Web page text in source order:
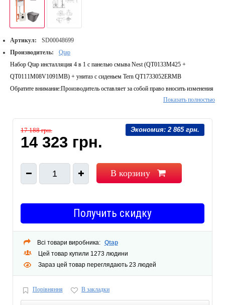
Артикул:
SD00048699
Производитель:
Qtap
Набор Qtap инсталляция 4 в 1 с панелью смыва Nest (QT0133M425 +
QT0111M08V1091MB) + унитаз с сиденьем Tern QT1733052ERMB
Обратите внимание:Производитель оставляет за собой право вносить изменения
в конструкцию изделий и комплектацию, не ухудшающих качество, без
Показать полностью
Экономия:2 865 грн.
17 188 грн.
14 323 грн.
1 В корзину
Получить скидку
Всі товари виробника: Qtap
Цей товар купили 1273 людини
Зараз цей товар переглядають 23 людей
Порівняння В закладки